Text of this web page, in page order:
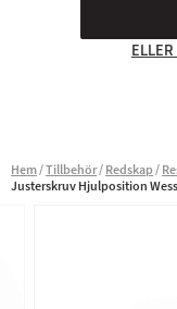
Hem Tillbehör Redskap
Justerskruv Hjulposition